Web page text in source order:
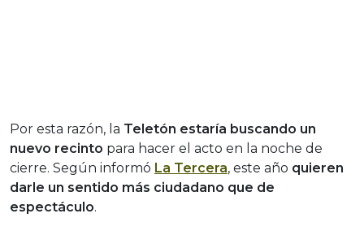
Por esta razón, la Teletón estaría buscando un
nuevo recinto para hacer el acto en la noche de
cierre. Según informó La Tercera, este año quieren
darle un sentido más ciudadano que de
espectáculo.